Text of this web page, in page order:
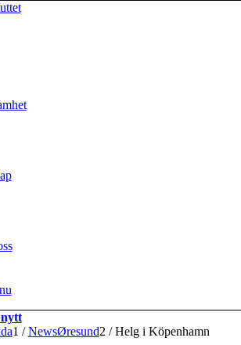
nytt
1 / NewsØresund2 / Helg i Köpenhamn